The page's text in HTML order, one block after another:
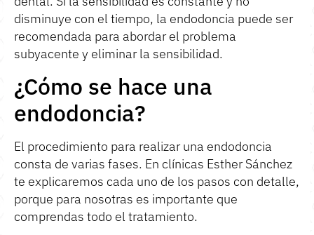
disminuye con el tiempo, la endodoncia puede ser
recomendada para abordar el problema
subyacente y eliminar la sensibilidad.
¿Cómo se hace una
endodoncia?
El procedimiento para realizar una endodoncia
consta de varias fases. En clínicas Esther Sánchez
te explicaremos cada uno de los pasos con detalle,
porque para nosotras es importante que
comprendas todo el tratamiento.